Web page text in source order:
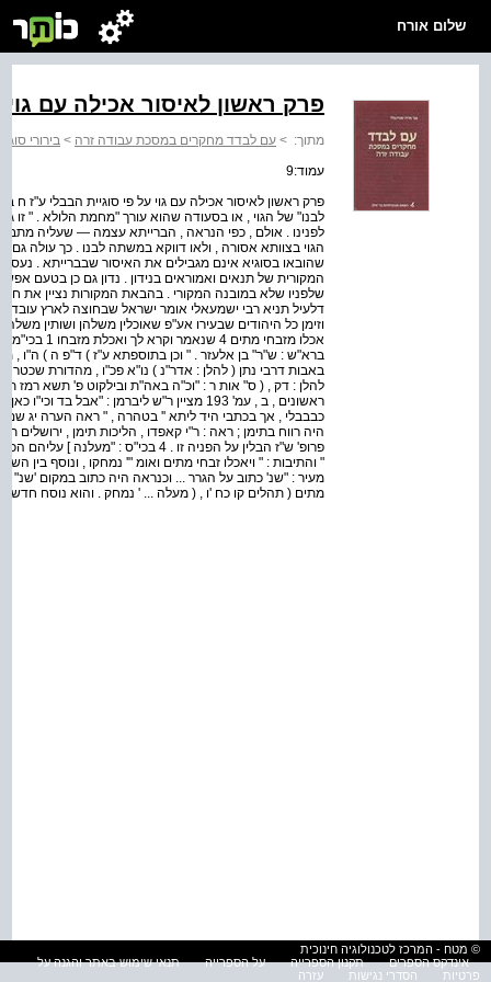
שלום אורח
פרק ראשון לאיסור אכילה עם גוי
מתוך: > עם לבדד מחקרים במסכת עבודה זרה > בירורי
עמוד:9
פרק ראשון לאיסור אכילה עם גוי על פי סוגיית הבבלי ע"ז
לבנו" של הגוי , או בסעודה שהוא עורך "מחמת הלולא . " זו
לפנינו . אולם , כפי הנראה , הברייתא עצמה — שעליה
הגוי בצוותא אסורה , ולאו דווקא במשתה לבנו . כך עולה
שהובאו בסוגיא אינם מגבילים את האיסור שבברייתא .
המקורית של תנאים ואמוראים בנידון . נדון גם כן בטעם
שלפניו שלא במובנה המקורי . בהבאת המקורות נציין את
דלעיל תניא רבי ישמעאלי אומר ישראל שבחוצה לארץ
וזימן כל היהודים שבעירו אע"פ שאוכלין משלהן ושותין
אכלו מזבחי
ראשונים , ב , עמ' 193 מציין ר"ש ליברמן : "אבל
פרופ' ש"ז הבלין על הפניה זו . 4 בכי"ס
" והתיבות : " ויאכלו זבחי מתים ואומ "' נמחקו , ונוסף בין
מעיר : "שנ' כתוב על הגרר ... וכנראה היה כתוב במקום 'שנ"
מתים ( תהלים קו כח 'ו , ( מעלה ... ' נמחק . והוא נוסח חדש
© מטח - המרכז לטכנולוגיה חינוכית
אינדקס הספרים
תקנון הספרייה על הספרייה
תנאי שימוש באתר והגנה על
פרטיות
הסדרי נגישות עזרה